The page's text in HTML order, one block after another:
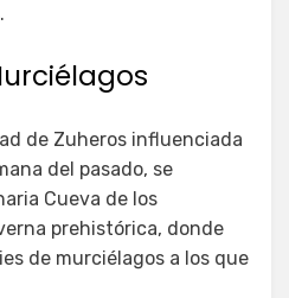
de Zuheros influenciada
del pasado, se
Cueva de los
prehistórica, donde
de murciélagos a los que